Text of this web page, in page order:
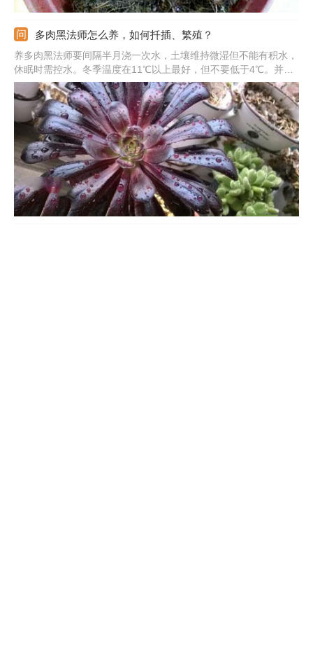
多肉黑法师怎么养，如何扦插、繁殖？
养多肉黑法师要间隔半月浇一次水，土壤维持微湿但不能有积水，
休眠时需控水。冬季温度在11℃以上最好，但不要低于4℃。并在
它生长期每月施一次肥，可用多肉专用肥，施肥量大了就要及时浇
水。繁殖通常是用扦插法，可在春季进行。